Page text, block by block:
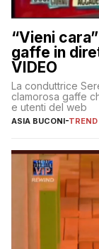
“Vieni
gaffe in
VIDEO
La conduttrice
clamorosa gaffe
e utenti del web
ASIA BUCONI-TREND